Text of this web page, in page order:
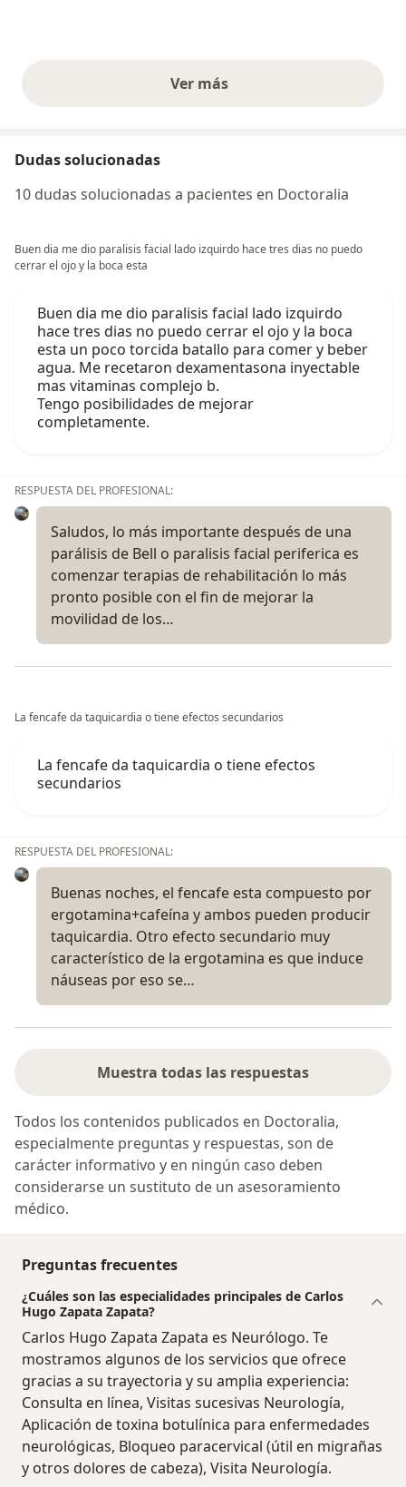
Ver másopiniones anteriores
Dudas solucionadas
10 dudas solucionadas a pacientes en Doctoralia
Buen dia me dio paralisis facial lado izquirdo hace tres dias no puedo
cerrar el ojo y la boca esta
Buen dia me dio paralisis facial lado izquirdo
hace tres dias no puedo cerrar el ojo y la boca
esta un poco torcida batallo para comer y beber
agua. Me recetaron dexamentasona inyectable
mas vitaminas complejo b.
Tengo posibilidades de mejorar
completamente.
RESPUESTA DEL PROFESIONAL:
Saludos, lo más importante después de una
parálisis de Bell o paralisis facial periferica es
comenzar terapias de rehabilitación lo más
pronto posible con el fin de mejorar la
movilidad de los…
La fencafe da taquicardia o tiene efectos secundarios
La fencafe da taquicardia o tiene efectos
secundarios
RESPUESTA DEL PROFESIONAL:
Buenas noches, el fencafe esta compuesto por
ergotamina+cafeína y ambos pueden producir
taquicardia. Otro efecto secundario muy
característico de la ergotamina es que induce
náuseas por eso se…
Muestra todas las respuestas
Todos los contenidos publicados en Doctoralia,
especialmente preguntas y respuestas, son de
carácter informativo y en ningún caso deben
considerarse un sustituto de un asesoramiento
médico.
Preguntas frecuentes
¿Cuáles son las especialidades principales de Carlos
Hugo Zapata Zapata?
Carlos Hugo Zapata Zapata es Neurólogo. Te
mostramos algunos de los servicios que ofrece
gracias a su trayectoria y su amplia experiencia:
Consulta en línea, Visitas sucesivas Neurología,
Aplicación de toxina botulínica para enfermedades
neurológicas, Bloqueo paracervical (útil en migrañas
y otros dolores de cabeza), Visita Neurología.